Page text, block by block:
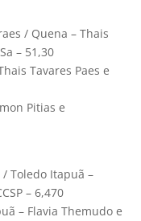
/ Quena – Thais
– 51,30
Tavares Paes e
Pitias e
/ Toledo Itapuã –
– 6,470
– Flavia Themudo e